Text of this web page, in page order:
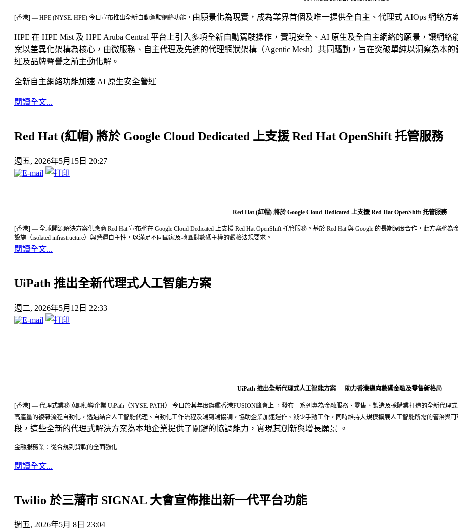
[香港] — HPE (NYSE: HPE) 今日宣布推出全新自動駕駛網絡功能， 由願景化為現實，成為業界首個及唯一提供全自主、代理式 AIOps 網絡方
HPE 在 HPE Mist 及 HPE Aruba Central 平台上引入多項全新自動駕駛操作，實現安全、AI 原生及全自主網絡的願景，讓網
案以差異化架構為核心，由微服務、自主代理及先進的代理網狀架構（Agentic Mesh）共同驅動，旨在突破單純以洞察為本
運及品牌聲譽之前主動化解。
全新自主網絡功能加速 AI 原生安全營運
閱讀全文...
Red Hat (紅帽) 將於 Google Cloud Dedicated 上支援 Red Hat OpenShift 托管服務
週五, 2026年5月15日 20:27
Red Hat (紅帽) 將於 Google Cloud Dedicated 上支援 Red Hat OpenShift 托管服務
[香港] — 全球開源解決方案供應商 Red Hat 宣布將在 Google Cloud Dedicated 上支援 Red Hat OpenShift 托管服務。基於 Red Hat 與 Google 的長期深度合作，此方案
設施（isolated infrastructure）與營運自主性，以滿足不同國家及地區對數碼主權的嚴格法規要求。
閱讀全文...
UiPath 推出全新代理式人工智能方案
週二, 2026年5月12日 22:33
UiPath 推出全新代理式人工智能方案 助力香港邁向數碼金融及零售新格局
[香港] — 代理式業務協調領導企業 UiPath（NYSE: PATH） 今日於其年度旗艦香港FUSION峰會上 ，發布一系列專為金融服務、零售、製造及採購業打造的全新代理
高產量的複雜流程自動化，透過結合人工智能代理、自動化工作流程及端到端協調，協助企業加速運作、減少手動工作，同時維持大規模擴展人工智能所需的管治與可
段，這些全新的代理式解決方案為本地企業提供了關鍵的協調能力，實現其創新與增長願景 。
金融服務業：從合規到貸款的全面強化
閱讀全文...
Twilio 於三藩市 SIGNAL 大會宣佈推出新一代平台功能
週五, 2026年5月 8日 23:04